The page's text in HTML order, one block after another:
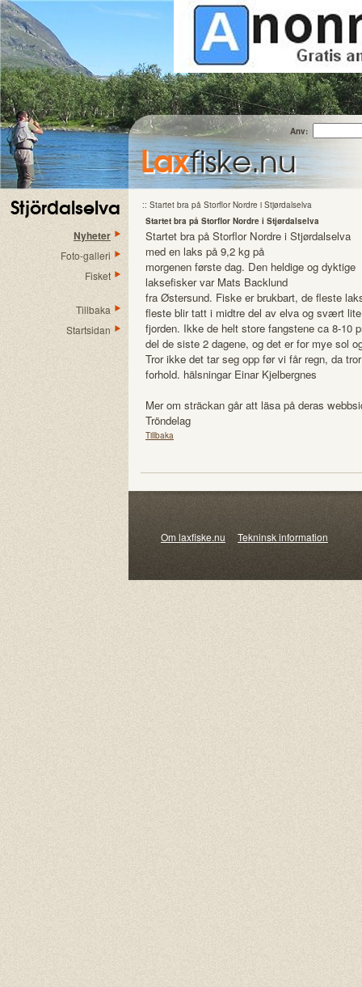
Stjördalselva
Nyheter
Foto-galleri
Fisket
Tillbaka
Startsidan
Anv:
Laxfiske.nu
:: Startet bra på Storflor Nordre i Stjørdalselva
Startet bra på Storflor Nordre i Stjørdalselva
Startet bra på Storflor Nordre i Stjørdalselva
med en laks på 9,2 kg på
morgenen første dag. Den heldige og dyktige
laksefisker var Mats Backlund
fra Østersund. Fiske er brukbart, de fleste
fleste blir tatt i midtre del av elva og svært
fjorden. Ikke de helt store fangstene ca 8-10
del de siste 2 dagene, og det er for mye sol
Tror ikke det tar seg opp før vi får regn, da
forhold. hälsningar Einar Kjelbergnes
Mer om sträckan går att läsa på deras
Tröndelag
Tillbaka
Om laxfiske.nu Tekninsk information